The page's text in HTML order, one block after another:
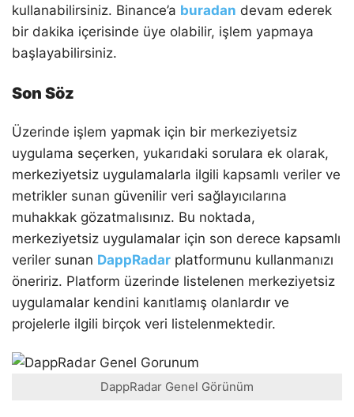
kullanabilirsiniz. Binance’a buradan devam ederek
bir dakika içerisinde üye olabilir, işlem yapmaya
başlayabilirsiniz.
Son Söz
Üzerinde işlem yapmak için bir merkeziyetsiz
uygulama seçerken, yukarıdaki sorulara ek olarak,
merkeziyetsiz uygulamalarla ilgili kapsamlı veriler ve
metrikler sunan güvenilir veri sağlayıcılarına
muhakkak gözatmalısınız. Bu noktada,
merkeziyetsiz uygulamalar için son derece kapsamlı
veriler sunan DappRadar platformunu kullanmanızı
öneririz. Platform üzerinde listelenen merkeziyetsiz
uygulamalar kendini kanıtlamış olanlardır ve
projelerle ilgili birçok veri listelenmektedir.
DappRadar Genel Görünüm